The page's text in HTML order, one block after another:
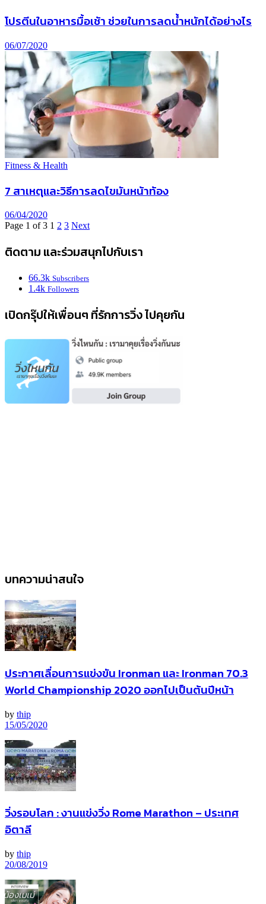
โปรตีนในอาหารมื้อเช้า ช่วยในการลดน้ำหนักได้อย่างไร
06/07/2020
Fitness & Health
7 สาเหตุและวิธีการลดไขมันหน้าท้อง
06/04/2020
Page 1 of 3 1 2 3 Next
ติดตาม และร่วมสนุกไปกับเรา
66.3k Subscribers
1.4k Followers
เปิดกรุ๊ปให้เพื่อนๆ ที่รักการวิ่ง ไปคุยกัน
บทความน่าสนใจ
ประกาศเลื่อนการแข่งขัน Ironman และ Ironman 70.3
World Championship 2020 ออกไปเป็นต้นปีหน้า
by thip
15/05/2020
วิ่งรอบโลก : งานแข่งวิ่ง Rome Marathon – ประเทศ
อิตาลี
by thip
20/08/2019